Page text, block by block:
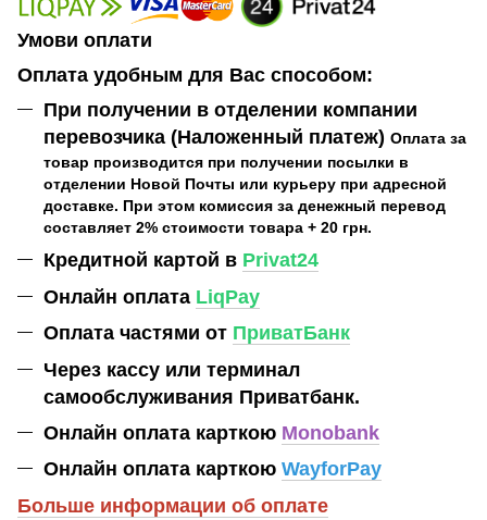
Умови оплати
Оплата удобным для Вас способом:
При получении в отделении компании
перевозчика (Наложенный платеж) Оплата за
товар производится при получении посылки в
отделении Новой Почты или курьеру при адресной
доставке. При этом комиссия за денежный перевод
составляет 2% стоимости товара + 20 грн.
Кредитной картой в Privat24
Онлайн оплата LiqPay
Оплата частями от ПриватБанк
Через кассу или терминал
самообслуживания Приватбанк.
Онлайн оплата карткою Monobank
Онлайн оплата карткою WayforPay
Больше информации об оплате